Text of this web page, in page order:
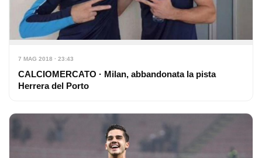
7 MAG 2018 · 23:43
CALCIOMERCATO · Milan, abbandonata la pista
Herrera del Porto